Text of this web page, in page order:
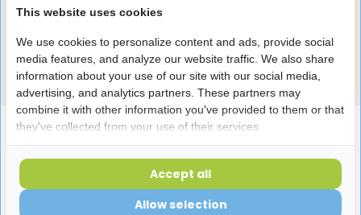
Productomschrijving
Reviews
Onze specialisten helpen je graag! Spreek ons aan
Stuur e-mail
This website uses cookies
We use cookies to personalize content and ads, provide social
media features, and analyze our website traffic. We also share
information about your use of our site with our social media,
advertising, and analytics partners. These partners may
combine it with other information you've provided to them or that
they've collected from your use of their services.
Allow selection
Accept all